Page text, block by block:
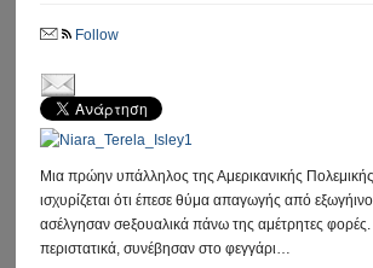
Follow
Μια πρώην υπάλληλος της Αμερικανικής
ισχυρίζεται ότι έπεσε θύμα απαγωγής από
ασέλγησαν σeξουαλικά πάνω της αμέτρητες
περιστατικά, συνέβησαν στο φεγγάρι…